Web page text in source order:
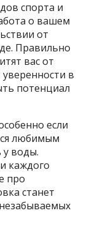
спорта и
о вашем
от
Правильно
вас от
в
потенциал
если
любимым
у воды.
каждого
про
станет